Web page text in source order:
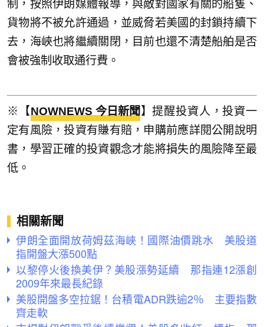
制，按照伊朗媒體報導，與敵對國家有關的船隻、
貨物將不被允許通過，並威脅若美國的封鎖持續下
去，海峽也將繼續關閉，目前也還不清楚船舶是否
會被強制收取通行費。
※【NOWNEWS 今日新聞 】提醒投資人，投資一
定有風險，投資有賺有賠，申購前應詳閱公開說明
書，學習正確的投資觀念才能將損失的風險降至最
低。
相關新聞
伊朗全面開放荷姆茲海峽！國際油價跳水 美股道
指開盤大漲500點
以黎停火後換美伊？美股漲勢延續 那指連12漲創
2009年來最長紀錄
美股開盤多空拉鋸！台積電ADR跌逾2％ 主要指數
齊走軟